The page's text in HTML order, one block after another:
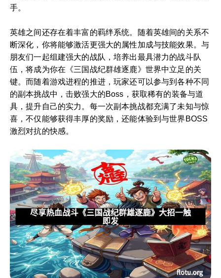
手。
英雄之间还存在着丰富的羁绊系统。随着英雄间的关系不
断深化，你将能够激活更强大的属性加成与技能效果。与
朋友们一起组建强大的战队，培养出最具潜力的战斗队
伍，将成为你在《三国战纪群雄逐鹿》世界中立足的关
键。而随着游戏进程的推进，玩家还可以参与到各种不同
的副本挑战中，击败强大的Boss，获取稀有的装备与道
具，提升自己的实力。每一次副本挑战都充满了未知与惊
喜，不仅能够获得丰厚的奖励，还能体验到与世界BOSS
激烈对抗的快感。